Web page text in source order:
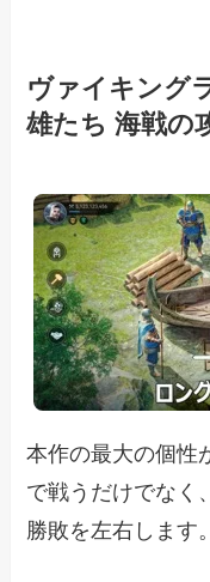
ヴァイキング
雄たち 海戦の
本作の最大の個性
で戦うだけでなく
勝敗を左右します。